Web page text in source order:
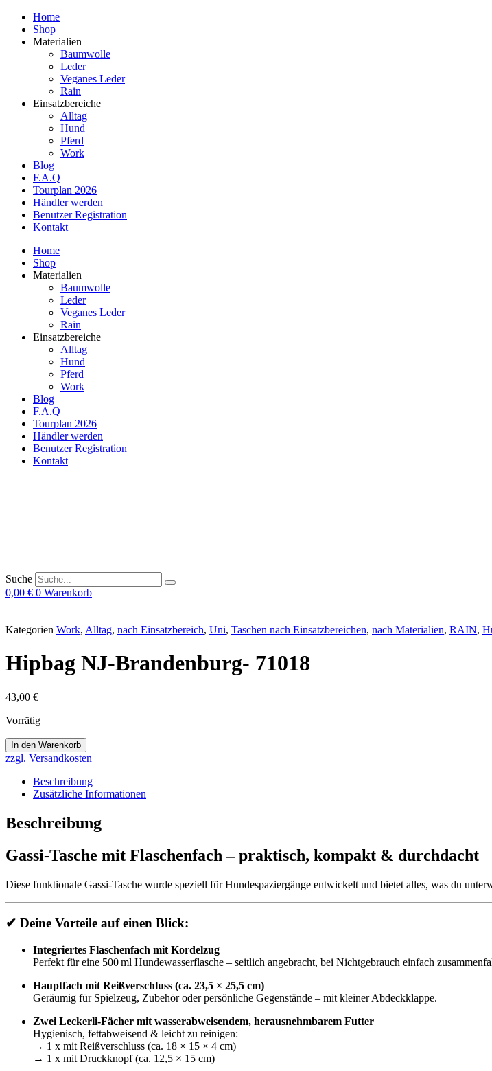
Home
Shop
Materialien
Baumwolle
Leder
Veganes Leder
Rain
Einsatzbereiche
Alltag
Hund
Pferd
Work
Blog
F.A.Q
Tourplan 2026
Händler werden
Benutzer Registration
Kontakt
Home
Shop
Materialien
Baumwolle
Leder
Veganes Leder
Rain
Einsatzbereiche
Alltag
Hund
Pferd
Work
Blog
F.A.Q
Tourplan 2026
Händler werden
Benutzer Registration
Kontakt
Suche
0,00 € 0 Warenkorb
Kategorien Work, Alltag, nach Einsatzbereich, Uni, Taschen nach Einsatzbereichen, nach Materialien, RAIN,
Hipbag NJ-Brandenburg- 71018
43,00 €
Vorrätig
Hipbag
NJ-
71018
Menge
In den Warenkorb
zzgl. Versandkosten
Beschreibung
Zusätzliche Informationen
Beschreibung
Gassi-Tasche mit Flaschenfach – praktisch, kompakt & durchdacht
Diese funktionale Gassi-Tasche wurde speziell für Hundespaziergänge entwickelt und bietet alles, was du
✔ Deine Vorteile auf einen Blick:
Integriertes Flaschenfach mit Kordelzug
Perfekt für eine 500 ml Hundewasserflasche – seitlich angebracht, bei Nichtgebrauch einfach
Hauptfach mit Reißverschluss (ca. 23,5 × 25,5 cm)
Geräumig für Spielzeug, Zubehör oder persönliche Gegenstände – mit kleiner Abdeckklappe.
Zwei Leckerli-Fächer mit wasserabweisendem, herausnehmbarem Futter
Hygienisch, fettabweisend & leicht zu reinigen:
→ 1 x mit Reißverschluss (ca. 18 × 15 × 4 cm)
→ 1 x mit Druckknopf (ca. 12,5 × 15 cm)